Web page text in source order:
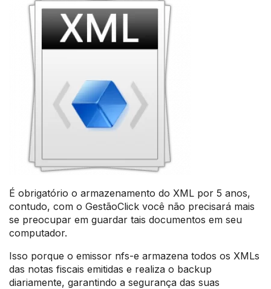
É obrigatório o armazenamento do XML por 5 anos,
contudo, com o GestãoClick você não precisará mais
se preocupar em guardar tais documentos em seu
computador.
Isso porque o emissor nfs-e armazena todos os XMLs
das notas fiscais emitidas e realiza o backup
diariamente, garantindo a segurança das suas